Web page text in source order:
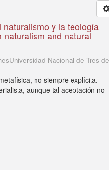
y la teología
naturalism and natural
Nacional de Tres de
no siempre explícita.
aunque tal aceptación no